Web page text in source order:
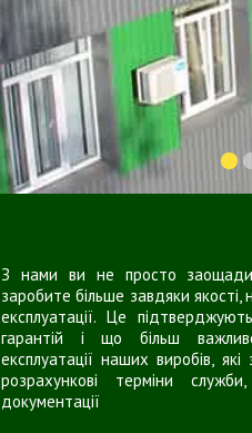
З нами ви не просто
заробите більше завдяки якості,
експлуатації. Це
гарантій і що більш
експлуатації наших виробів,
розрахункові терміни
документації